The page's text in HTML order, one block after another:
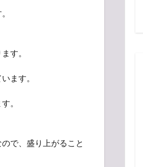
す。
ます。
。
で、盛り上がること